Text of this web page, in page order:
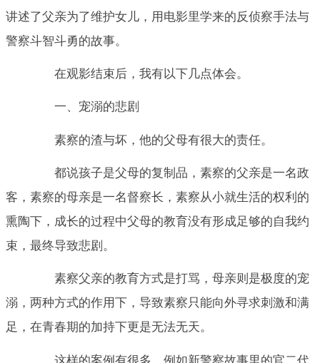
讲述了父亲为了维护女儿，用电影里学来的反侦察手法与
警察斗智斗勇的故事。
在观影结束后，我有以下几点体会。
一、宠溺的悲剧
素察的渣与坏，他的父母有很大的责任。
都说孩子是父母的复制品，素察的父亲是一名政
客，素察的母亲是一名督察长，素察从小就生活的权利的
熏陶下，成长的过程中父母的教育没有形成足够的自我约
束，最终导致悲剧。
素察父亲的教育方式是打骂，母亲则是极度的宠
溺，两种方式的作用下，导致素察只能向外寻求刺激和满
足，在青春期的加持下更是无法无天。
这样的案例有很多，例如新警察故事里的官二代